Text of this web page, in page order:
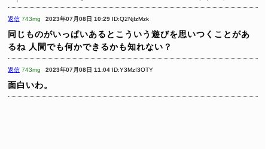
返信 743mg 2023年07月08日 10:29 ID:Q2NjIzMzk
同じものがいっぱいあるとこういう遊びを思いつくことがあ
るね 人間でも何かできるかも知れない？
返信 743mg 2023年07月08日 11:04 ID:Y3MzI3OTY
面白いわ。